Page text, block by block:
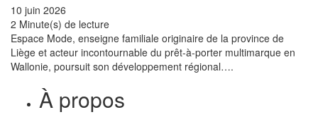
10 juin 2026
2 Minute(s) de lecture
Espace Mode, enseigne familiale originaire de la province de
Liège et acteur incontournable du prêt-à-porter multimarque en
Wallonie, poursuit son développement régional….
À propos